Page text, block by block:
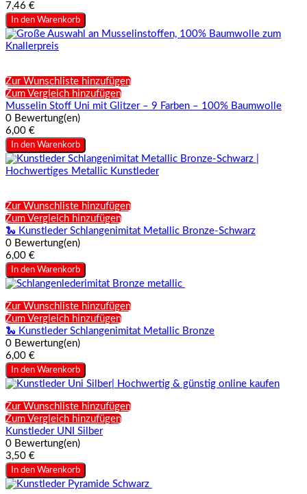
7,46 €
In den Warenkorb
Zur Wunschliste hinzufügen
Zum Vergleich hinzufügen
Musselin Stoff Uni mit Glitzer – 9 Farben – 100% Baumwolle
0 Bewertung(en)
6,00 €
In den Warenkorb
Zur Wunschliste hinzufügen
Zum Vergleich hinzufügen
🐍 Kunstleder Schlangenimitat Metallic Bronze-Schwarz
0 Bewertung(en)
6,00 €
In den Warenkorb
Zur Wunschliste hinzufügen
Zum Vergleich hinzufügen
🐍 Kunstleder Schlangenimitat Metallic Bronze
0 Bewertung(en)
6,00 €
In den Warenkorb
Zur Wunschliste hinzufügen
Zum Vergleich hinzufügen
Kunstleder UNI Silber
0 Bewertung(en)
3,50 €
In den Warenkorb